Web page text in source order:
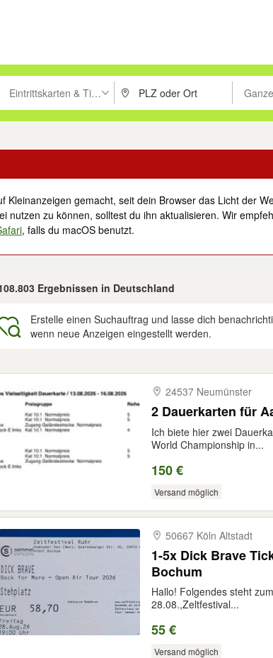
um zu suchen, oder Vorschläge mit den Pfeiltasten nach
Eintrittskarten & Tickets PLZ oder Ort eingeben. Suche
Kleinanzeigen gemacht, seit dein Browser das Licht der
nutzen zu können, solltest du ihn aktualisieren. Wir
, falls du macOS benutzt.
Ergebnissen in Deutschland
Erstelle einen Suchauftrag und lasse dich
wenn neue Anzeigen eingestellt werden.
24537 Neumünster
2 Dauerkarten für
Ich biete hier zwei
World Championship in...
150 €
Versand möglich
50667 Köln Altstadt
1-5x Dick Brave
Bochum
Hallo! Folgendes steht
28.08.,Zeltfestival...
55 €
Versand möglich